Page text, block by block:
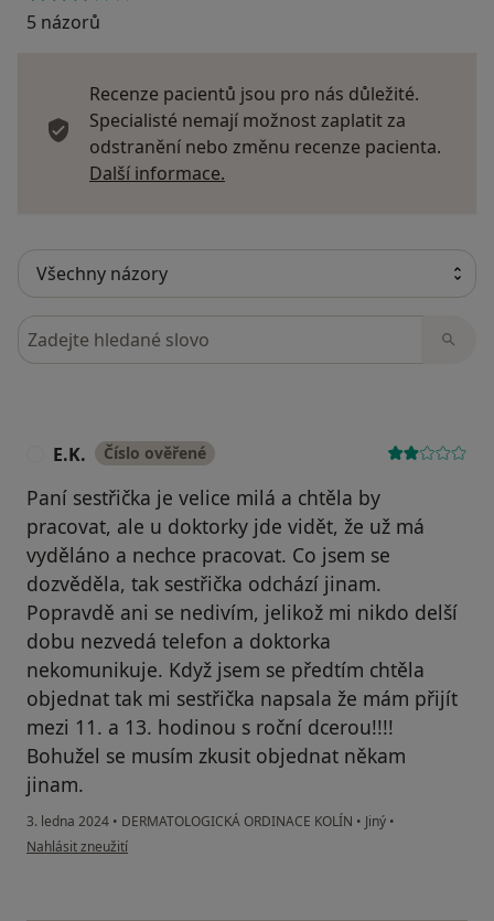
5 názorů
Recenze pacientů jsou pro nás důležité.
Specialisté nemají možnost zaplatit za
odstranění nebo změnu recenze pacienta.
Další informace.
Hledejte v názorech
E.K. Číslo ověřené
Paní sestřička je velice milá a chtěla by
pracovat, ale u doktorky jde vidět, že už má
vyděláno a nechce pracovat. Co jsem se
dozvěděla, tak sestřička odchází jinam.
Popravdě ani se nedivím, jelikož mi nikdo delší
dobu nezvedá telefon a doktorka
nekomunikuje. Když jsem se předtím chtěla
objednat tak mi sestřička napsala že mám přijít
mezi 11. a 13. hodinou s roční dcerou!!!!
Bohužel se musím zkusit objednat někam
jinam.
3. ledna 2024 • DERMATOLOGICKÁ ORDINACE KOLÍN • Jiný •
podle názoru uživatele E.K.
Nahlásit zneužití